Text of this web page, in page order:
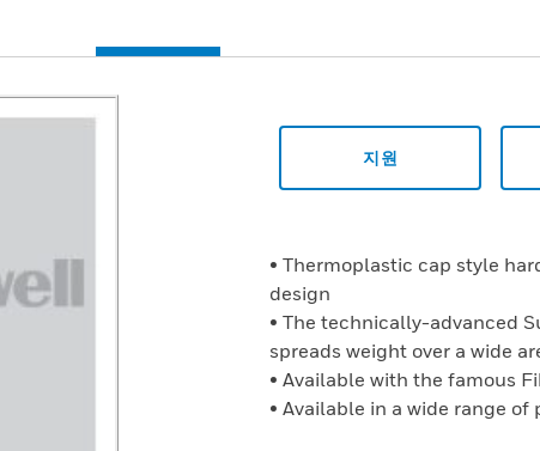
지원
• Thermoplastic cap style
design
• The technically-advanced
spreads weight over a wide
• Available with the famous
• Available in a wide range